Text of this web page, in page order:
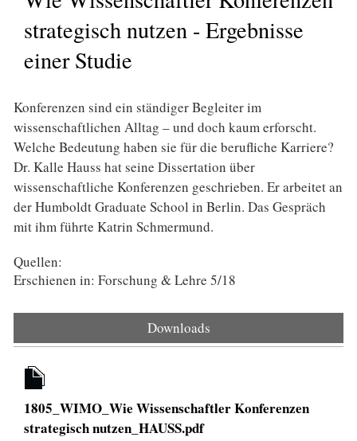
strategisch nutzen - Ergebnisse
einer Studie
Konferenzen sind ein ständiger Begleiter im
wissenschaftlichen Alltag – und doch kaum erforscht.
Welche Bedeutung haben sie für die berufliche Karriere?
Dr. Kalle Hauss hat seine Dissertation über
wissenschaftliche Konferenzen geschrieben. Er arbeitet an
der Humboldt Graduate School in Berlin. Das Gespräch
mit ihm führte Katrin Schmermund.
Quellen:
Erschienen in: Forschung & Lehre 5/18
Downloads
1805_WIMO_Wie Wissenschaftler Konferenzen
strategisch nutzen_HAUSS.pdf